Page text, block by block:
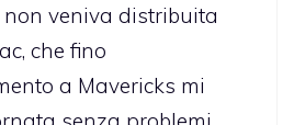
veniva distribuita
che fino
a Mavericks mi